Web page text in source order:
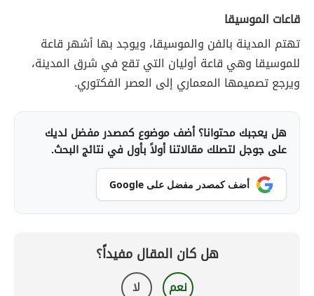
قاعات الموسيقا
تهتم المدينة بالفن والموسيقا، ويوجد بها أشهر قاعة
للموسيقا وهي قاعة أوليان التي تقع في شرق المدينة،
ويرجع تصميمها المعماري إلى العصر الفكتوري.
هل يعجبك محتوانا؟ أضف موضوع كمصدر مفضل لديك
على جوجل لتصلك مقالاتنا أولاً بأول في نتائج البحث.
أضف كمصدر مفضل على Google
هل كان المقال مفيداً؟
نعم لا